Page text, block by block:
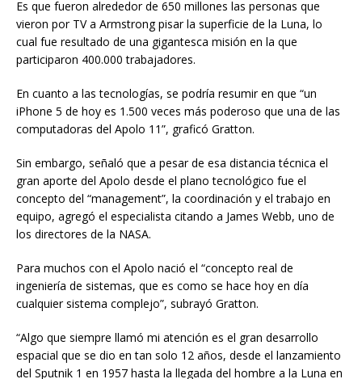
Es que fueron alrededor de 650 millones las personas que
vieron por TV a Armstrong pisar la superficie de la Luna, lo
cual fue resultado de una gigantesca misión en la que
participaron 400.000 trabajadores.
En cuanto a las tecnologías, se podría resumir en que “un
iPhone 5 de hoy es 1.500 veces más poderoso que una de las
computadoras del Apolo 11”, graficó Gratton.
Sin embargo, señaló que a pesar de esa distancia técnica el
gran aporte del Apolo desde el plano tecnológico fue el
concepto del “management”, la coordinación y el trabajo en
equipo, agregó el especialista citando a James Webb, uno de
los directores de la NASA.
Para muchos con el Apolo nació el “concepto real de
ingeniería de sistemas, que es como se hace hoy en día
cualquier sistema complejo”, subrayó Gratton.
“Algo que siempre llamó mi atención es el gran desarrollo
espacial que se dio en tan solo 12 años, desde el lanzamiento
del Sputnik 1 en 1957 hasta la llegada del hombre a la Luna en